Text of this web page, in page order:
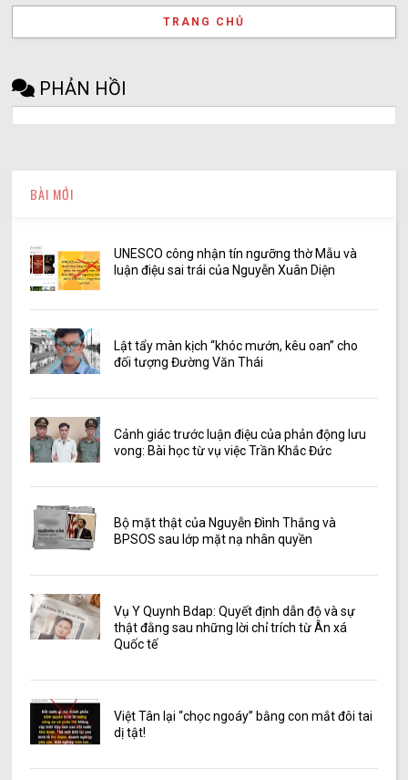
TRANG CHỦ
PHẢN HỒI
BÀI MỚI
UNESCO công nhận tín ngưỡng thờ Mẫu và
luận điệu sai trái của Nguyễn Xuân Diện
Lật tẩy màn kịch “khóc mướn, kêu oan” cho
đối tượng Đường Văn Thái
Cảnh giác trước luận điệu của phản động lưu
vong: Bài học từ vụ việc Trần Khắc Đức
Bộ mặt thật của Nguyễn Đình Thắng và
BPSOS sau lớp mặt nạ nhân quyền
Vụ Y Quynh Bdap: Quyết định dẫn độ và sự
thật đằng sau những lời chỉ trích từ Ân xá
Quốc tế
Việt Tân lại “chọc ngoáy” bằng con mắt đôi tai
dị tật!